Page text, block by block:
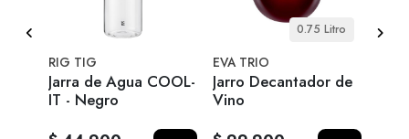
RIG TIG
Jarra de Agua COOL-
IT - Negro
0.75 Litro
EVA TRIO
Jarro Decantador de
Vino